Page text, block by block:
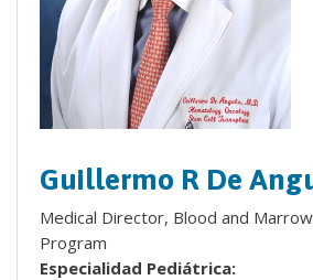
Guillermo R De
Medical Director, Blood and
Program
Especialidad Pediátrica: